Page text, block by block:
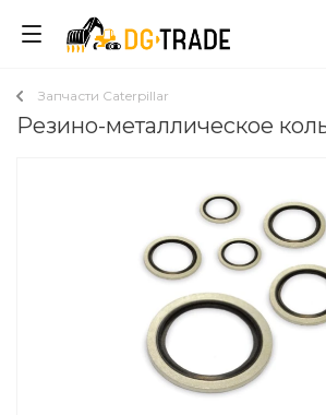
Запчасти Caterpillar
Резино-металлическое